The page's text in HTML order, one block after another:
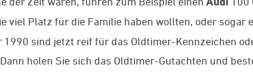
viel Platz für die Familie haben wollten, oder sogar
1990 sind jetzt reif für das Oldtimer-Kennzeichen
holen Sie sich das Oldtimer-Gutachten und